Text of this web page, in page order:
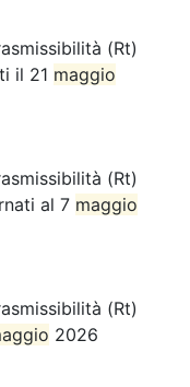
(Rt)
il 21 maggio
(Rt)
al 7 maggio
(Rt)
2026